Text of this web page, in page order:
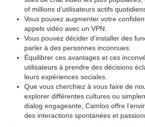
of millions d’utilisateurs actifs
Vous pouvez augmenter votre
appels vidéo avec un VPN.
Vous pouvez décider d’installer des
parler à des personnes inconnues.
Équilibrer ces avantages et ces
utilisateurs à prendre des décisions
leurs expériences sociales.
Que vous cherchiez à vous faire de
explorer différentes cultures ou
dialog engageante, Camloo offre
des interactions spontanées et